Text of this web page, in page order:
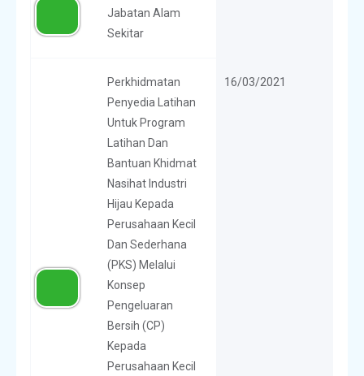
Jabatan Alam
Sekitar
Perkhidmatan
Penyedia Latihan
Untuk Program
Latihan Dan
Bantuan Khidmat
Nasihat Industri
Hijau Kepada
Perusahaan Kecil
Dan Sederhana
(PKS) Melalui
Konsep
Pengeluaran
Bersih (CP)
Kepada
Perusahaan Kecil
16/03/2021